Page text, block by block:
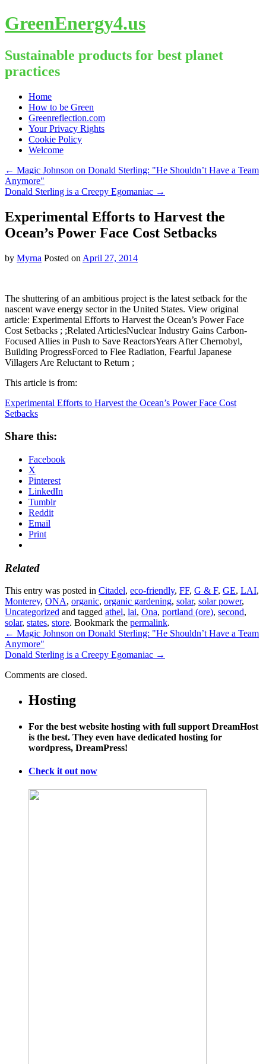
GreenEnergy4.us
Sustainable products for best planet
practices
Skip
content
Home
How to be Green
Greenreflection.com
Your Privacy Rights
Cookie Policy
Welcome
← Magic Johnson on Donald Sterling: "He Shouldn’t Have a Team
Anymore"
Donald Sterling is a Creepy Egomaniac →
Experimental Efforts to Harvest the
Ocean’s Power Face Cost Setbacks
by Myrna Posted on April 27, 2014
The shuttering of an ambitious project is the latest setback for the
nascent wave energy sector in the United States. View original
article: Experimental Efforts to Harvest the Ocean’s Power Face
Cost Setbacks ; ;Related ArticlesNuclear Industry Gains Carbon-
Focused Allies in Push to Save ReactorsYears After Chernobyl,
Building ProgressForced to Flee Radiation, Fearful Japanese
Villagers Are Reluctant to Return ;
This article is from:
Experimental Efforts to Harvest the Ocean’s Power Face Cost
Setbacks
Share this:
Facebook
X
Pinterest
LinkedIn
Tumblr
Reddit
Email
Print
Related
This entry was posted in Citadel, eco-friendly, FF, G & F, GE, LAI,
Monterey, ONA, organic, organic gardening, solar, solar power,
Uncategorized and tagged athel, lai, Ona, portland (ore), second,
solar, states, store. Bookmark the permalink.
← Magic Johnson on Donald Sterling: "He Shouldn’t Have a Team
Anymore"
Donald Sterling is a Creepy Egomaniac →
Comments are closed.
Hosting
For the best website hosting with full support DreamHost
is the best. They even have dedicated hosting for
wordpress, DreamPress!
Check it out now